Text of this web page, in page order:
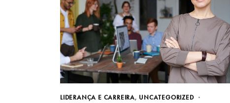
LIDERANÇA E CARREIRA, UNCATEGORIZED